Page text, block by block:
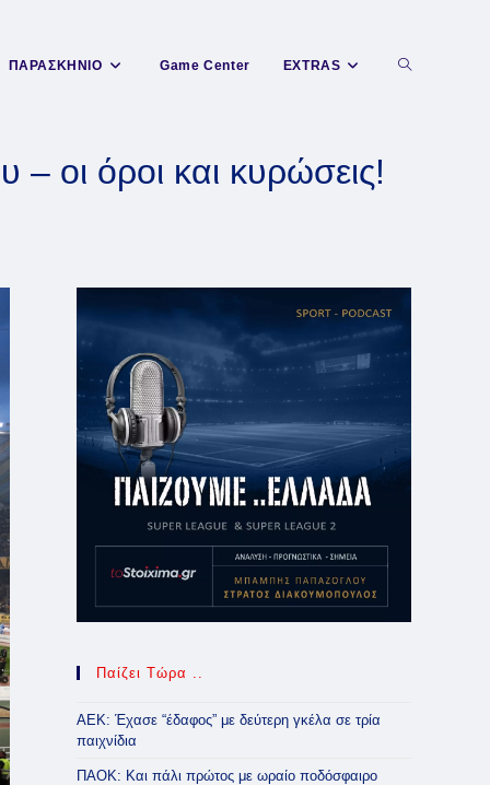
ΠΑΡΑΣΚΗΝΙΟ Game Center EXTRAS Toggle
οι όροι και κυρώσεις!
Παίζει Τώρα ..
ΑΕΚ: Έχασε “έδαφος” με δεύτερη γκέλα σε τρία
παιχνίδια
ΠΑΟΚ: Και πάλι πρώτος με ωραίο ποδόσφαιρο